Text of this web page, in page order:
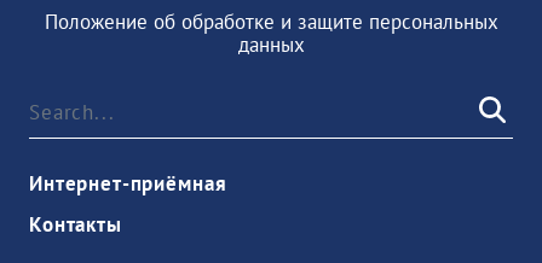
Положение об обработке и защите персональных
данных
Интернет-приёмная
Контакты